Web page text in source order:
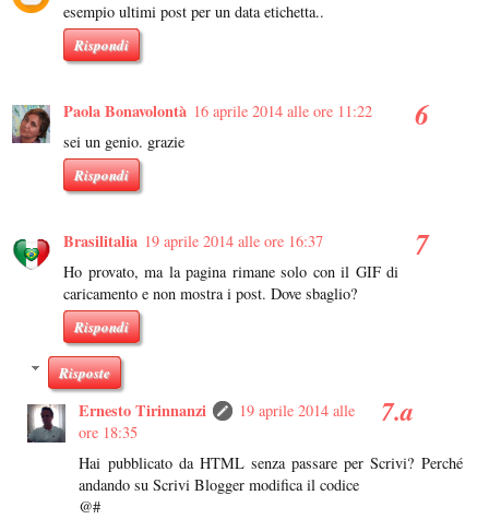
esempio ultimi post per un data etichetta..
Rispondi
Paola Bonavolontà 16 aprile 2014 alle ore 11:22
sei un genio. grazie
Rispondi
Brasilitalia 19 aprile 2014 alle ore 16:37
Ho provato, ma la pagina rimane solo con il GIF di
caricamento e non mostra i post. Dove sbaglio?
Rispondi
Risposte
Ernesto Tirinnanzi
19 aprile 2014 alle
ore 18:35
Hai pubblicato da HTML senza passare per Scrivi? Perché
andando su Scrivi Blogger modifica il codice
@#